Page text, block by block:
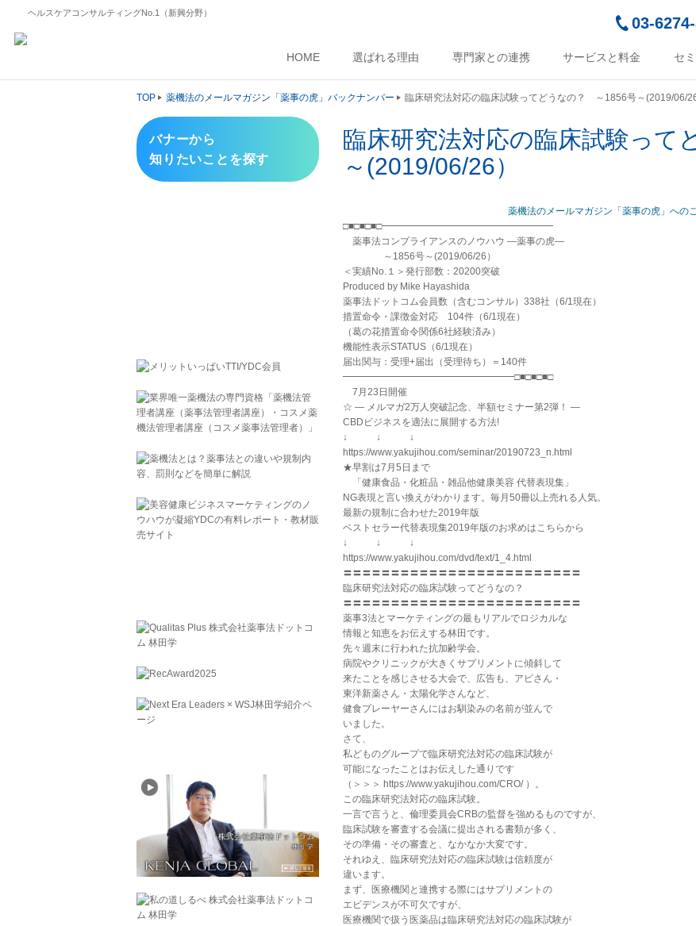
ヘルスケアコンサルティングNo.1（新興分野）
03-
HOME 選ばれる理由 専門家との連携 サービスと料金 セ
TOP 薬機法のメールマガジン「薬事の虎」バックナンバー 臨床研究法対応の臨床試験ってどうなの？ ～1856号～(2019/06/26
臨床研究法対応の臨床試験っ
～(2019/06/26）
薬機法のメールマガジン「薬事の虎」への
□■□■□■□━━━━━━━━━━━━━━━━━━
薬事法コンプライアンスのノウハウ ―薬事の虎―
～1856号～(2019/06/26）
＜実績No.１＞発行部数：20200突破
Produced by Mike Hayashida
薬事法ドットコム会員数（含むコンサル）338社（6/1現在）
措置命令・課徴金対応 104件（6/1現在）
（葛の花措置命令関係6社経験済み）
機能性表示STATUS（6/1現在）
届出関与：受理+届出（受理待ち）＝140件
━━━━━━━━━━━━━━━━━━□■□■□■□
7月23日開催
☆ ― メルマガ2万人突破記念、半額セミナー第2弾！ ―
CBDビジネスを適法に展開する方法!
↓ ↓ ↓
https://www.yakujihou.com/seminar/20190723_n.html
★早割は7月5日まで
「健康食品・化粧品・雑品他健康美容 代替表現集」
NG表現と言い換えがわかります。毎月50冊以上売れる人気。
最新の規制に合わせた2019年版
ベストセラー代替表現集2019年版のお求めはこちらから
↓ ↓ ↓
https://www.yakujihou.com/dvd/text/1_4.html
〓〓〓〓〓〓〓〓〓〓〓〓〓〓〓〓〓〓〓〓〓〓〓〓〓
臨床研究法対応の臨床試験ってどうなの？
〓〓〓〓〓〓〓〓〓〓〓〓〓〓〓〓〓〓〓〓〓〓〓〓〓
薬事3法とマーケティングの最もリアルでロジカルな
情報と知恵をお伝えする林田です。
先々週末に行われた抗加齢学会。
病院やクリニックが大きくサプリメントに傾斜して
来たことを感じさせる大会で、広告も、アピさん・
東洋新薬さん・太陽化学さんなど、
健食プレーヤーさんにはお馴染みの名前が並んで
いました。
さて、
私どものグループで臨床研究法対応の臨床試験が
可能になったことはお伝えした通りです
（＞＞＞ https://www.yakujihou.com/CRO/ ）。
この臨床研究法対応の臨床試験。
一言で言うと、倫理委員会CRBの監督を強めるものですが、
臨床試験を審査する会議に提出される書類が多く、
その準備・その審査と、なかなか大変です。
それゆえ、臨床研究法対応の臨床試験は信頼度が
違います。
まず、医療機関と連携する際にはサプリメントの
エビデンスが不可欠ですが、
医療機関で扱う医薬品は臨床研究法対応の臨床試験が
バナーから
知りたいことを探す